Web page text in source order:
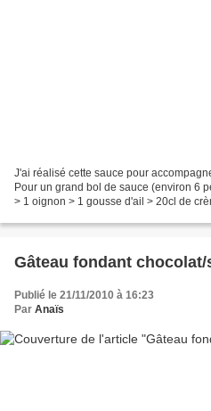
J'ai réalisé cette sauce pour
Pour un grand bol de sauce (environ 6
> 1 oignon > 1 gousse d'ail > 20cl de
Gâteau fondant
Publié le 21/11/2010 à 16:23
Par Anaïs